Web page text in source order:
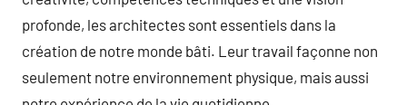
profonde, les architectes sont essentiels dans la
création de notre monde bâti. Leur travail façonne non
seulement notre environnement physique, mais aussi